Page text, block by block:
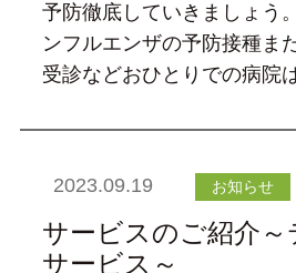
予防徹底していきましょう
ンフルエンザの予防接種ま
受診などおひとりでの病院
2023.09.19 お知らせ
サービスのご紹介～
サービス～